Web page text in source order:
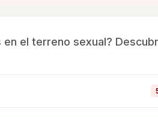
el terreno sexual?